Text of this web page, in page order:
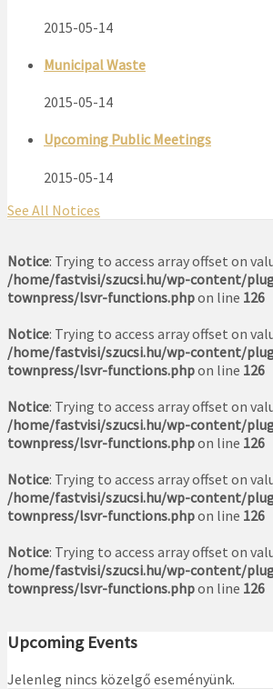
2015-05-14
Municipal Waste
2015-05-14
Upcoming Public Meetings
2015-05-14
See All Notices
Notice: Trying to access array offset on
/home/fastvisi/szucsi.hu/wp-content/
townpress/lsvr-functions.phpon line 126
Notice: Trying to access array offset on
/home/fastvisi/szucsi.hu/wp-content/
townpress/lsvr-functions.phpon line 126
Notice: Trying to access array offset on
/home/fastvisi/szucsi.hu/wp-content/
townpress/lsvr-functions.phpon line 126
Notice: Trying to access array offset on
/home/fastvisi/szucsi.hu/wp-content/
townpress/lsvr-functions.phpon line 126
Notice: Trying to access array offset on
/home/fastvisi/szucsi.hu/wp-content/
townpress/lsvr-functions.phpon line 126
Upcoming Events
Jelenleg nincs közelgő eseményünk.